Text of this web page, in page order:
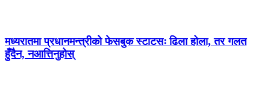
मध्यरातमा प्रधानमन्त्रीको फेसबुक स्टाटसः ढिला होला, तर गलत
हुँदैन, नआत्तिनुहोस्